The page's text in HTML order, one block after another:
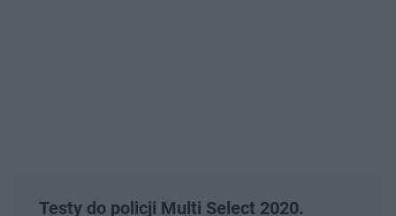
Testy do policji Multi Select 2020.